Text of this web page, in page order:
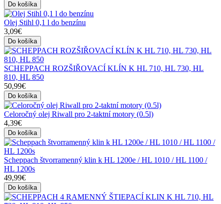
Do košíka
Olej Stihl 0,1 l do benzínu
3,09€
Do košíka
SCHEPPACH ROZŠIŘOVACÍ KLÍN K HL 710, HL 730, HL
810, HL 850
50,99€
Do košíka
Celoročný olej Riwall pro 2-taktní motory (0.5l)
4,39€
Do košíka
Scheppach štvorramenný klin k HL 1200e / HL 1010 / HL 1100 /
HL 1200s
49,99€
Do košíka